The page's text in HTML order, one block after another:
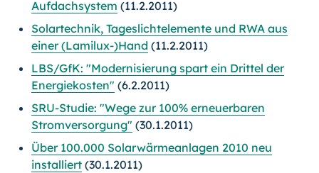
Aufdachsystem (11.2.2011)
Solartechnik, Tageslichtelemente und RWA aus
einer (Lamilux-)Hand (11.2.2011)
LBS/GfK: "Modernisierung spart ein Drittel der
Energiekosten" (6.2.2011)
SRU-Studie: "Wege zur 100% erneuerbaren
Stromversorgung" (30.1.2011)
Über 100.000 Solarwärmeanlagen 2010 neu
installiert (30.1.2011)